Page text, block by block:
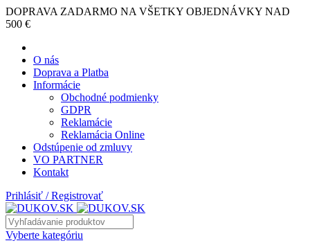
DOPRAVA ZADARMO NA VŠETKY OBJEDNÁVKY NAD
500 €
O nás
Doprava a Platba
Informácie
Obchodné podmienky
GDPR
Reklamácie
Reklamácia Online
Odstúpenie od zmluvy
VO PARTNER
Kontakt
Prihlásiť / Registrovať
Vyberte kategóriu